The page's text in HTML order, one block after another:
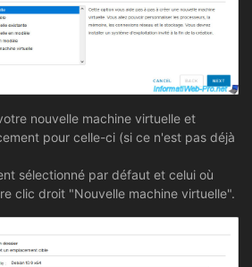
nouvelle machine virtuelle et
pour celle-ci (si ce n'est pas déjà
sélectionné par défaut et celui où
clic droit "Nouvelle machine virtuelle".